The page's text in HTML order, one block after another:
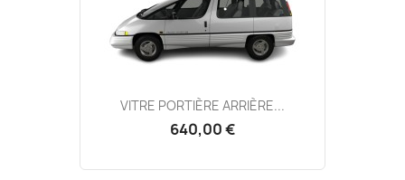
VITRE PORTIÈRE ARRIÈRE...
640,00 €